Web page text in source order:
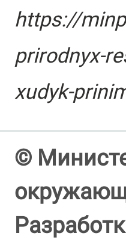
https://
prirodnyx-
xudyk-
©